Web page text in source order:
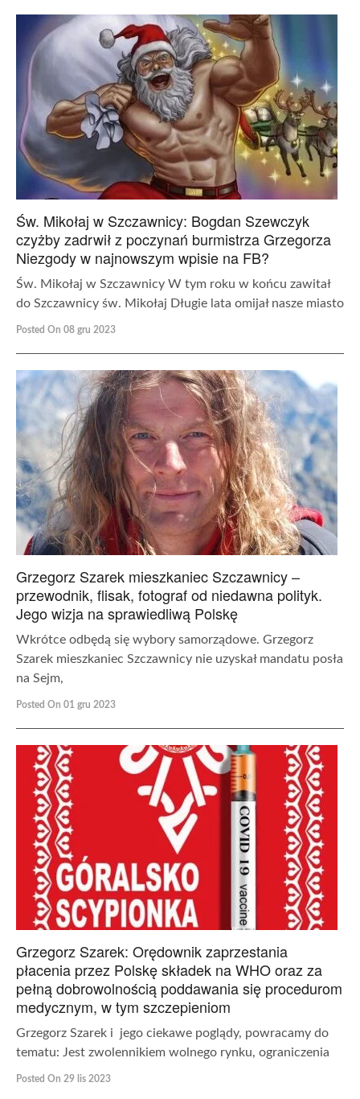
Św. Mikołaj w Szczawnicy: Bogdan Szewczyk
czyżby zadrwił z poczynań burmistrza Grzegorza
Niezgody w najnowszym wpisie na FB?
Św. Mikołaj w Szczawnicy W tym roku w końcu zawitał
do Szczawnicy św. Mikołaj Długie lata omijał nasze miasto
Posted On 08 gru 2023
Grzegorz Szarek mieszkaniec Szczawnicy –
przewodnik, flisak, fotograf od niedawna polityk.
Jego wizja na sprawiedliwą Polskę
Wkrótce odbędą się wybory samorządowe. Grzegorz
Szarek mieszkaniec Szczawnicy nie uzyskał mandatu posła
na Sejm,
Posted On 01 gru 2023
Grzegorz Szarek: Orędownik zaprzestania
płacenia przez Polskę składek na WHO oraz za
pełną dobrowolnością poddawania się procedurom
medycznym, w tym szczepieniom
Grzegorz Szarek i jego ciekawe poglądy, powracamy do
tematu: Jest zwolennikiem wolnego rynku, ograniczenia
Posted On 29 lis 2023